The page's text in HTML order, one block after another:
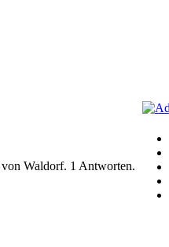
Waldorf. 1 Antworten.